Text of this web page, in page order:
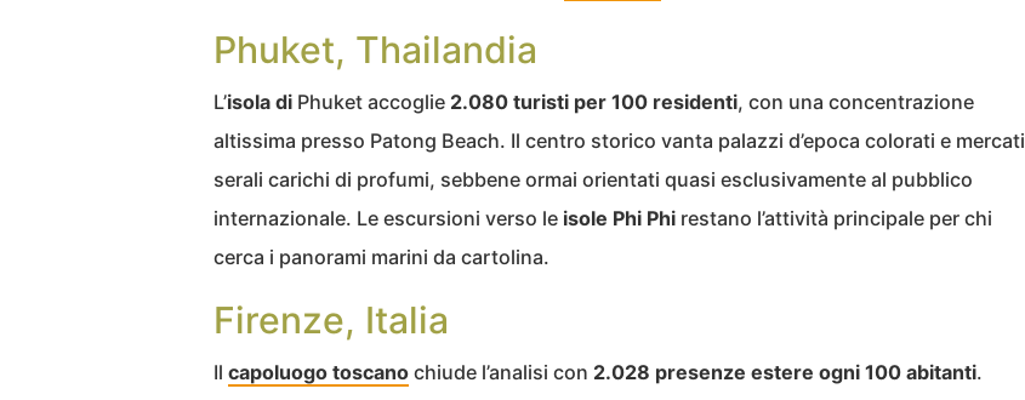
Phuket, Thailandia
L’isola di Phuket accoglie 2.080 turisti per 100 residenti, con una concentrazione
altissima presso Patong Beach. Il centro storico vanta palazzi d’epoca colorati e mercati
serali carichi di profumi, sebbene ormai orientati quasi esclusivamente al pubblico
internazionale. Le escursioni verso le isole Phi Phi restano l’attività principale per chi
cerca i panorami marini da cartolina.
Firenze, Italia
Il capoluogo toscano chiude l’analisi con 2.028 presenze estere ogni 100 abitanti.